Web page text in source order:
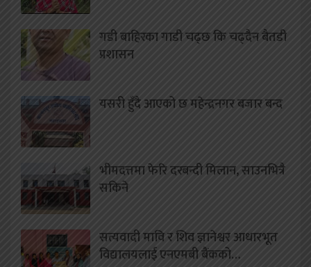
गडी बाहिरका गाडी चढ्छ कि चढ्दैन बैतडी
प्रशासन
यसरी हुँदै आएको छ महेन्द्रनगर बजार बन्द
भीमदत्तमा फेरि दरबन्दी मिलान, साउनभित्रै
सकिने
सत्यवादी मावि र शिव ज्ञानेश्वर आधारभूत
विद्यालयलाई एनएमबी बैंकको…